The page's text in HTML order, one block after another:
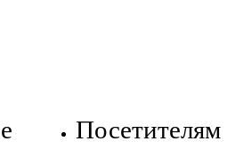
Посетителям